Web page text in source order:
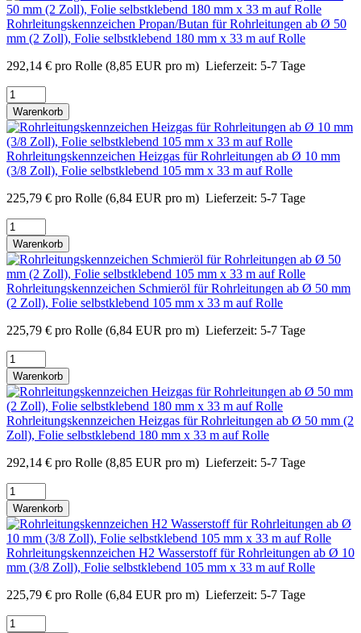
Rohrleitungskennzeichen Propan/Butan für Rohrleitungen ab Ø 50
mm (2 Zoll), Folie selbstklebend 180 mm x 33 m auf Rolle
292,14 € pro Rolle (8,85 EUR pro m) Lieferzeit: 5-7 Tage
Warenkorb
Rohrleitungskennzeichen Heizgas für Rohrleitungen ab Ø 10 mm
(3/8 Zoll), Folie selbstklebend 105 mm x 33 m auf Rolle
225,79 € pro Rolle (6,84 EUR pro m) Lieferzeit: 5-7 Tage
Warenkorb
Rohrleitungskennzeichen Schmieröl für Rohrleitungen ab Ø 50 mm
(2 Zoll), Folie selbstklebend 105 mm x 33 m auf Rolle
225,79 € pro Rolle (6,84 EUR pro m) Lieferzeit: 5-7 Tage
Warenkorb
Rohrleitungskennzeichen Heizgas für Rohrleitungen ab Ø 50 mm (2
Zoll), Folie selbstklebend 180 mm x 33 m auf Rolle
292,14 € pro Rolle (8,85 EUR pro m) Lieferzeit: 5-7 Tage
Warenkorb
Rohrleitungskennzeichen H2 Wasserstoff für Rohrleitungen ab Ø 10
mm (3/8 Zoll), Folie selbstklebend 105 mm x 33 m auf Rolle
225,79 € pro Rolle (6,84 EUR pro m) Lieferzeit: 5-7 Tage